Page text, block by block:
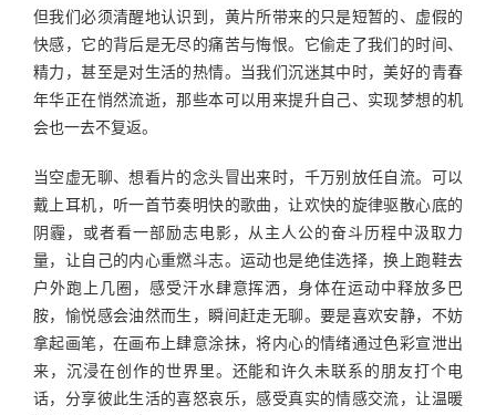
但我们必须清醒地认识到，黄片所带来的只是短暂的、虚假的
快感，它的背后是无尽的痛苦与悔恨。它偷走了我们的时间、
精力，甚至是对生活的热情。当我们沉迷其中时，美好的青春
年华正在悄然流逝，那些本可以用来提升自己、实现梦想的机
会也一去不复返。
当空虚无聊、想看片的念头冒出来时，千万别放任自流。可以
戴上耳机，听一首节奏明快的歌曲，让欢快的旋律驱散心底的
阴霾，或者看一部励志电影，从主人公的奋斗历程中汲取力
量，让自己的内心重燃斗志。运动也是绝佳选择，换上跑鞋去
户外跑上几圈，感受汗水肆意挥洒，身体在运动中释放多巴
胺，愉悦感会油然而生，瞬间赶走无聊。要是喜欢安静，不妨
拿起画笔，在画布上肆意涂抹，将内心的情绪通过色彩宣泄出
来，沉浸在创作的世界里。还能和许久未联系的朋友打个电
话，分享彼此生活的喜怒哀乐，感受真实的情感交流，让温暖